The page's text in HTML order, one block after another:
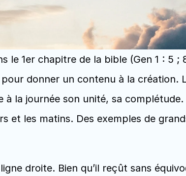
le 1er chapitre de la bible (Gen 1 : 5
donner un contenu à la
à la journée son unité, sa
et les matins. Des exemples de